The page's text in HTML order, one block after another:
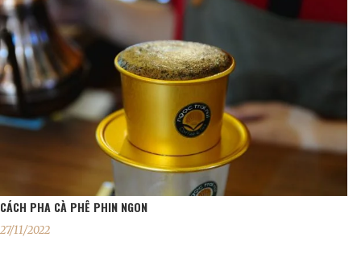
CÁCH PHA CÀ PHÊ PHIN NGON
27/11/2022